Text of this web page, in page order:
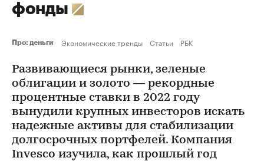
фонды
Про: деньги Экономические тренды Статьи РБК
Развивающиеся рынки, зеленые
облигации и золото — рекордные
процентные ставки в 2022 году
вынудили крупных инвесторов искать
надежные активы для стабилизации
долгосрочных портфелей. Компания
Invesco изучила, как прошлый год